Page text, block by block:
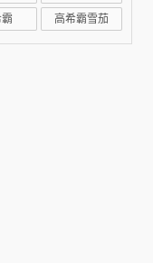
高希霸雪茄